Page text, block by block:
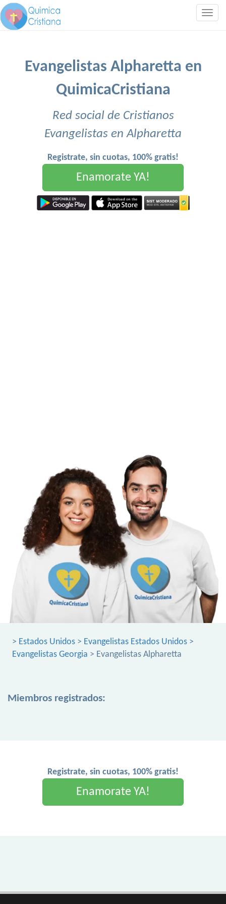
Evangelistas Alpharetta en
QuimicaCristiana
Red social de Cristianos
Evangelistas en Alpharetta
Registrate, sin cuotas, 100% gratis!
Enamorate YA!
> Estados Unidos > Evangelistas Estados Unidos >
Evangelistas Georgia > Evangelistas Alpharetta
Miembros registrados:
Registrate, sin cuotas, 100% gratis!
Enamorate YA!